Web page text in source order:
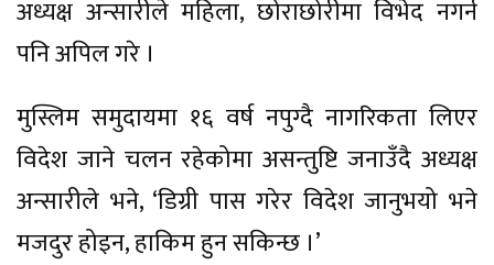
अध्यक्ष अन्सारीले महिला, छोराछोरीमा विभेद नगर्न
पनि अपिल गरे ।
मुस्लिम समुदायमा १६ वर्ष नपुग्दै नागरिकता लिएर
विदेश जाने चलन रहेकोमा असन्तुष्टि जनाउँदै अध्यक्ष
अन्सारीले भने, ‘डिग्री पास गरेर विदेश जानुभयो भने
मजदुर होइन, हाकिम हुन सकिन्छ ।’